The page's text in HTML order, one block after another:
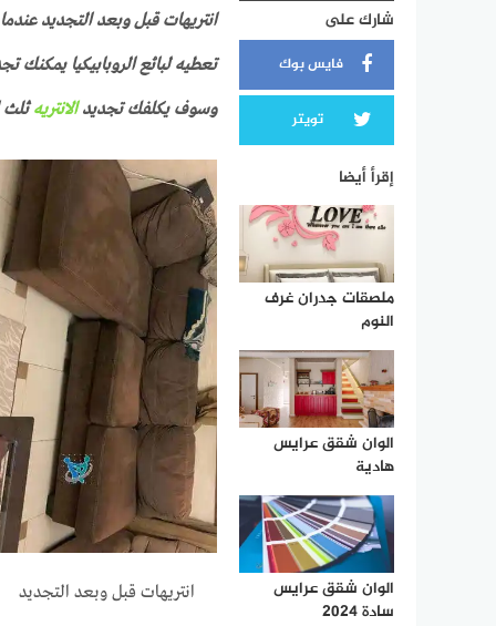
انتريهات قبل وبعد التجديد
تعطيه لبائع الروبابيكيا يمكنك
وسوف يكلفك تجديدالانتريهثلث
انتريهات قبل وبعد التجديد
شارك على
فايس بوك
تويتر
إقرأ أيضا
ملصقات جدران غرف
النوم
الوان شقق عرايس
هادية
الوان شقق عرايس
سادة 2024